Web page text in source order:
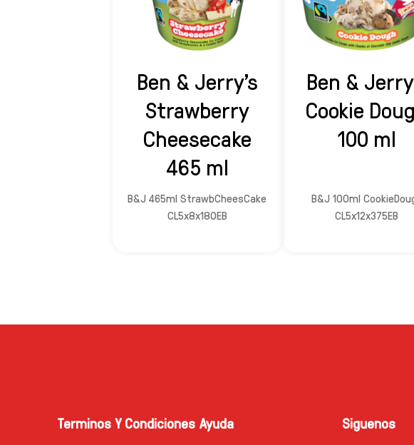
Ben & Jerry's
Strawberry
Cheesecake
465 ml
B&J 465ml StrawbCheesCake
CL5x8x180EB
Ben &
Cookie
100 ml
B&J 100ml
CL5x12x375EB
Terminos Y Condiciones Ayuda Siguenos